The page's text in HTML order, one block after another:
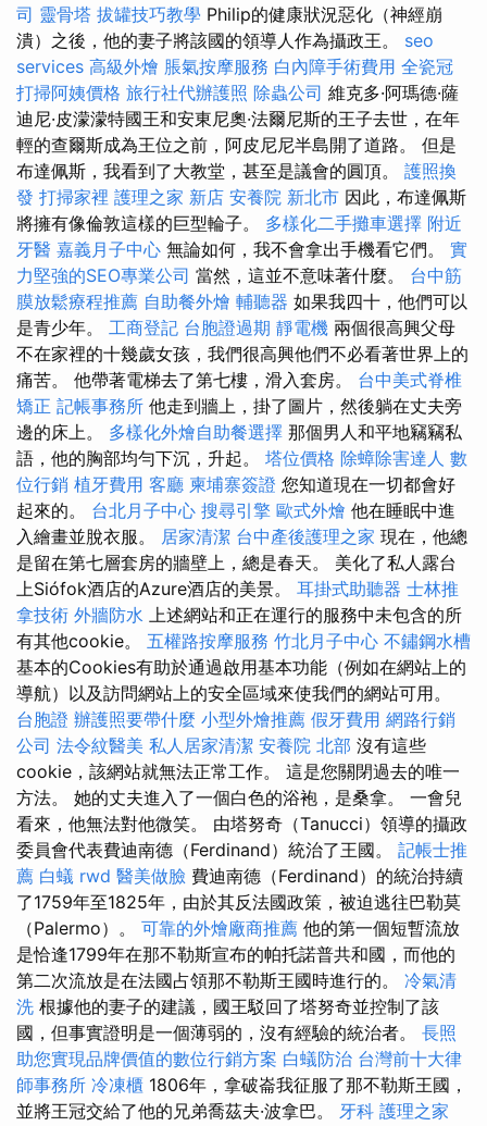
司 靈骨塔 拔罐技巧教學 Philip的健康狀況惡化（神經崩
潰）之後，他的妻子將該國的領導人作為攝政王。 seo
services 高級外燴 脹氣按摩服務 白內障手術費用 全瓷冠
打掃阿姨價格 旅行社代辦護照 除蟲公司 維克多·阿瑪德·薩
迪尼·皮濛濛特國王和安東尼奧·法爾尼斯的王子去世，在年
輕的查爾斯成為王位之前，阿皮尼尼半島開了道路。 但是
布達佩斯，我看到了大教堂，甚至是議會的圓頂。 護照換
發 打掃家裡 護理之家 新店 安養院 新北市 因此，布達佩斯
將擁有像倫敦這樣的巨型輪子。 多樣化二手攤車選擇 附近
牙醫 嘉義月子中心 無論如何，我不會拿出手機看它們。 實
力堅強的SEO專業公司 當然，這並不意味著什麼。 台中筋
膜放鬆療程推薦 自助餐外燴 輔聽器 如果我四十，他們可以
是青少年。 工商登記 台胞證過期 靜電機 兩個很高興父母
不在家裡的十幾歲女孩，我們很高興他們不必看著世界上的
痛苦。 他帶著電梯去了第七樓，滑入套房。 台中美式脊椎
矯正 記帳事務所 他走到牆上，掛了圖片，然後躺在丈夫旁
邊的床上。 多樣化外燴自助餐選擇 那個男人和平地竊竊私
語，他的胸部均勻下沉，升起。 塔位價格 除蟑除害達人 數
位行銷 植牙費用 客廳 柬埔寨簽證 您知道現在一切都會好
起來的。 台北月子中心 搜尋引擎 歐式外燴 他在睡眠中進
入繪畫並脫衣服。 居家清潔 台中產後護理之家 現在，他總
是留在第七層套房的牆壁上，總是春天。 美化了私人露台
上Siófok酒店的Azure酒店的美景。 耳掛式助聽器 士林推
拿技術 外牆防水 上述網站和正在運行的服務中未包含的所
有其他cookie。 五權路按摩服務 竹北月子中心 不鏽鋼水槽
基本的Cookies有助於通過啟用基本功能（例如在網站上的
導航）以及訪問網站上的安全區域來使我們的網站可用。
台胞證 辦護照要帶什麼 小型外燴推薦 假牙費用 網路行銷
公司 法令紋醫美 私人居家清潔 安養院 北部 沒有這些
cookie，該網站就無法正常工作。 這是您關閉過去的唯一
方法。 她的丈夫進入了一個白色的浴袍，是桑拿。 一會兒
看來，他無法對他微笑。 由塔努奇（Tanucci）領導的攝政
委員會代表費迪南德（Ferdinand）統治了王國。 記帳士推
薦 白蟻 rwd 醫美做臉 費迪南德（Ferdinand）的統治持續
了1759年至1825年，由於其反法國政策，被迫逃往巴勒莫
（Palermo）。 可靠的外燴廠商推薦 他的第一個短暫流放
是恰逢1799年在那不勒斯宣布的帕托諾普共和國，而他的
第二次流放是在法國占領那不勒斯王國時進行的。 冷氣清
洗 根據他的妻子的建議，國王駁回了塔努奇並控制了該
國，但事實證明是一個薄弱的，沒有經驗的統治者。 長照
助您實現品牌價值的數位行銷方案 白蟻防治 台灣前十大律
師事務所 冷凍櫃 1806年，拿破崙我征服了那不勒斯王國，
並將王冠交給了他的兄弟喬茲夫·波拿巴。 牙科 護理之家